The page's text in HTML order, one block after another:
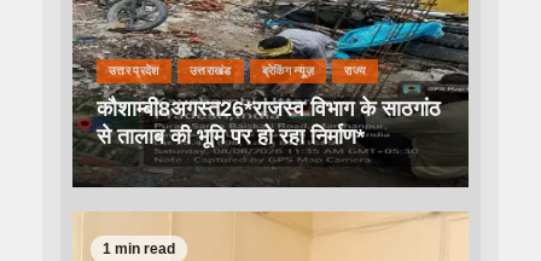
उत्तर प्रदेश उत्तराखंड ब्रेकिंग न्यूज़ राज्य
कौशाम्बी8अगस्त26*राजस्व विभाग के साठगांठ
से तालाब की भूमि पर हो रहा निर्माण*
1 min read